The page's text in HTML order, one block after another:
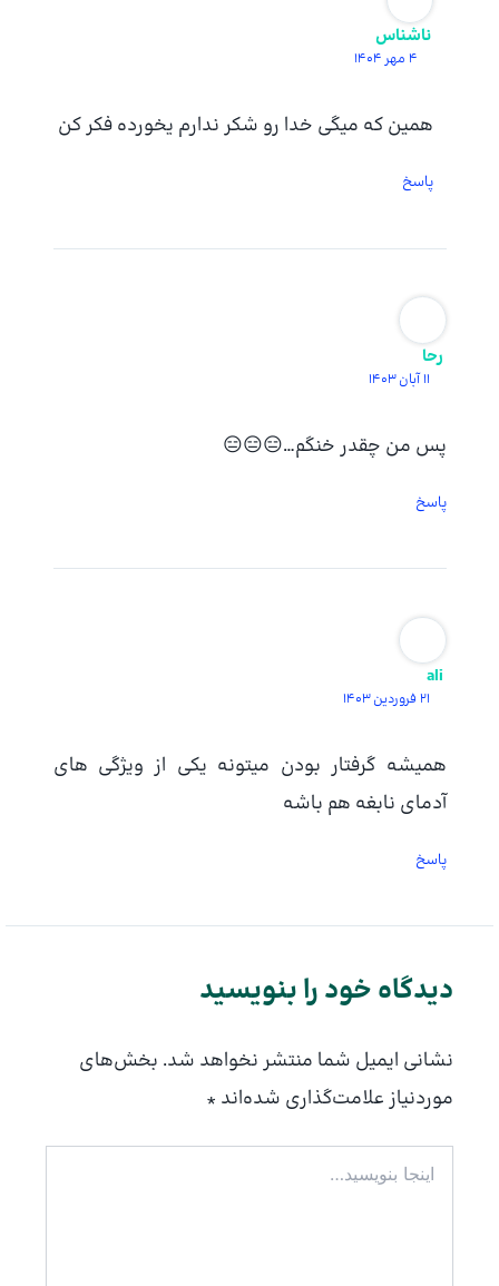
ناشناس
4 مهر 1404
همین که میگی خدا رو شکر ندارم یخورده فکر کن
پاسخ
رحا
11 آبان 1403
پس من چقدر خنگم…😑😑😑
پاسخ
ali
21 فروردین 1403
همیشه گرفتار بودن میتونه یکی از ویژگی های
آدمای نابغه هم باشه
پاسخ
دیدگاه‌ خود را بنویسید
نشانی ایمیل شما منتشر نخواهد شد. بخش‌های
موردنیاز علامت‌گذاری شده‌اند *
بنویسید…